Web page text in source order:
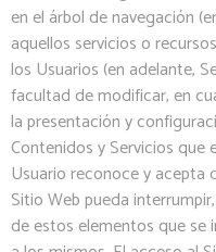
en el árbol de navegación
aquellos servicios o
los Usuarios (en adelante,
facultad de modificar, en
la presentación y
Contenidos y Servicios que
Usuario reconoce y acepta
Sitio Web pueda
de estos elementos que se